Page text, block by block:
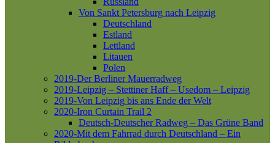
Von Sankt Petersburg nach Leipzig
Deutschland
Estland
Lettland
Litauen
Polen
2019-Der Berliner Mauerradweg
2019-Leipzig – Stettiner Haff – Usedom – Leipzig
2019-Von Leipzig bis ans Ende der Welt
2020-Iron Curtain Trail 2
Deutsch-Deutscher Radweg – Das Grüne Band
2020-Mit dem Fahrrad durch Deutschland – Ein